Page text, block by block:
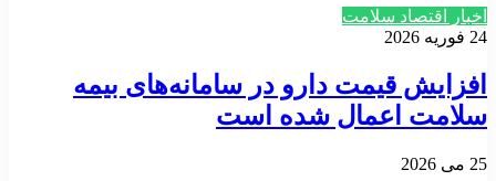
اخبار اقتصاد سلامت
24 فوریه 2026
افزایش قیمت دارو در سامانه‌های بیمه
سلامت اعمال شده است
25 می 2026